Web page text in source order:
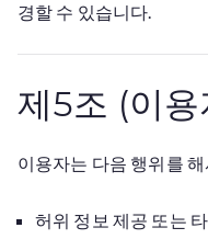
경할 수 있습니다.
제5조 (이
이용자는 다음 행위를
허위 정보 제공 또는